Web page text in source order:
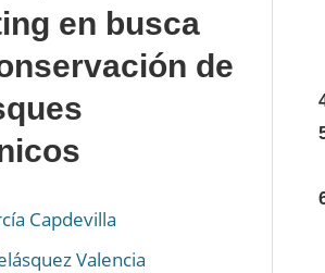
en busca
de
Capdevilla
Valencia